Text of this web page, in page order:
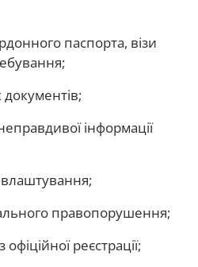
паспорта, візи
інформації
правопорушення;
реєстрації;